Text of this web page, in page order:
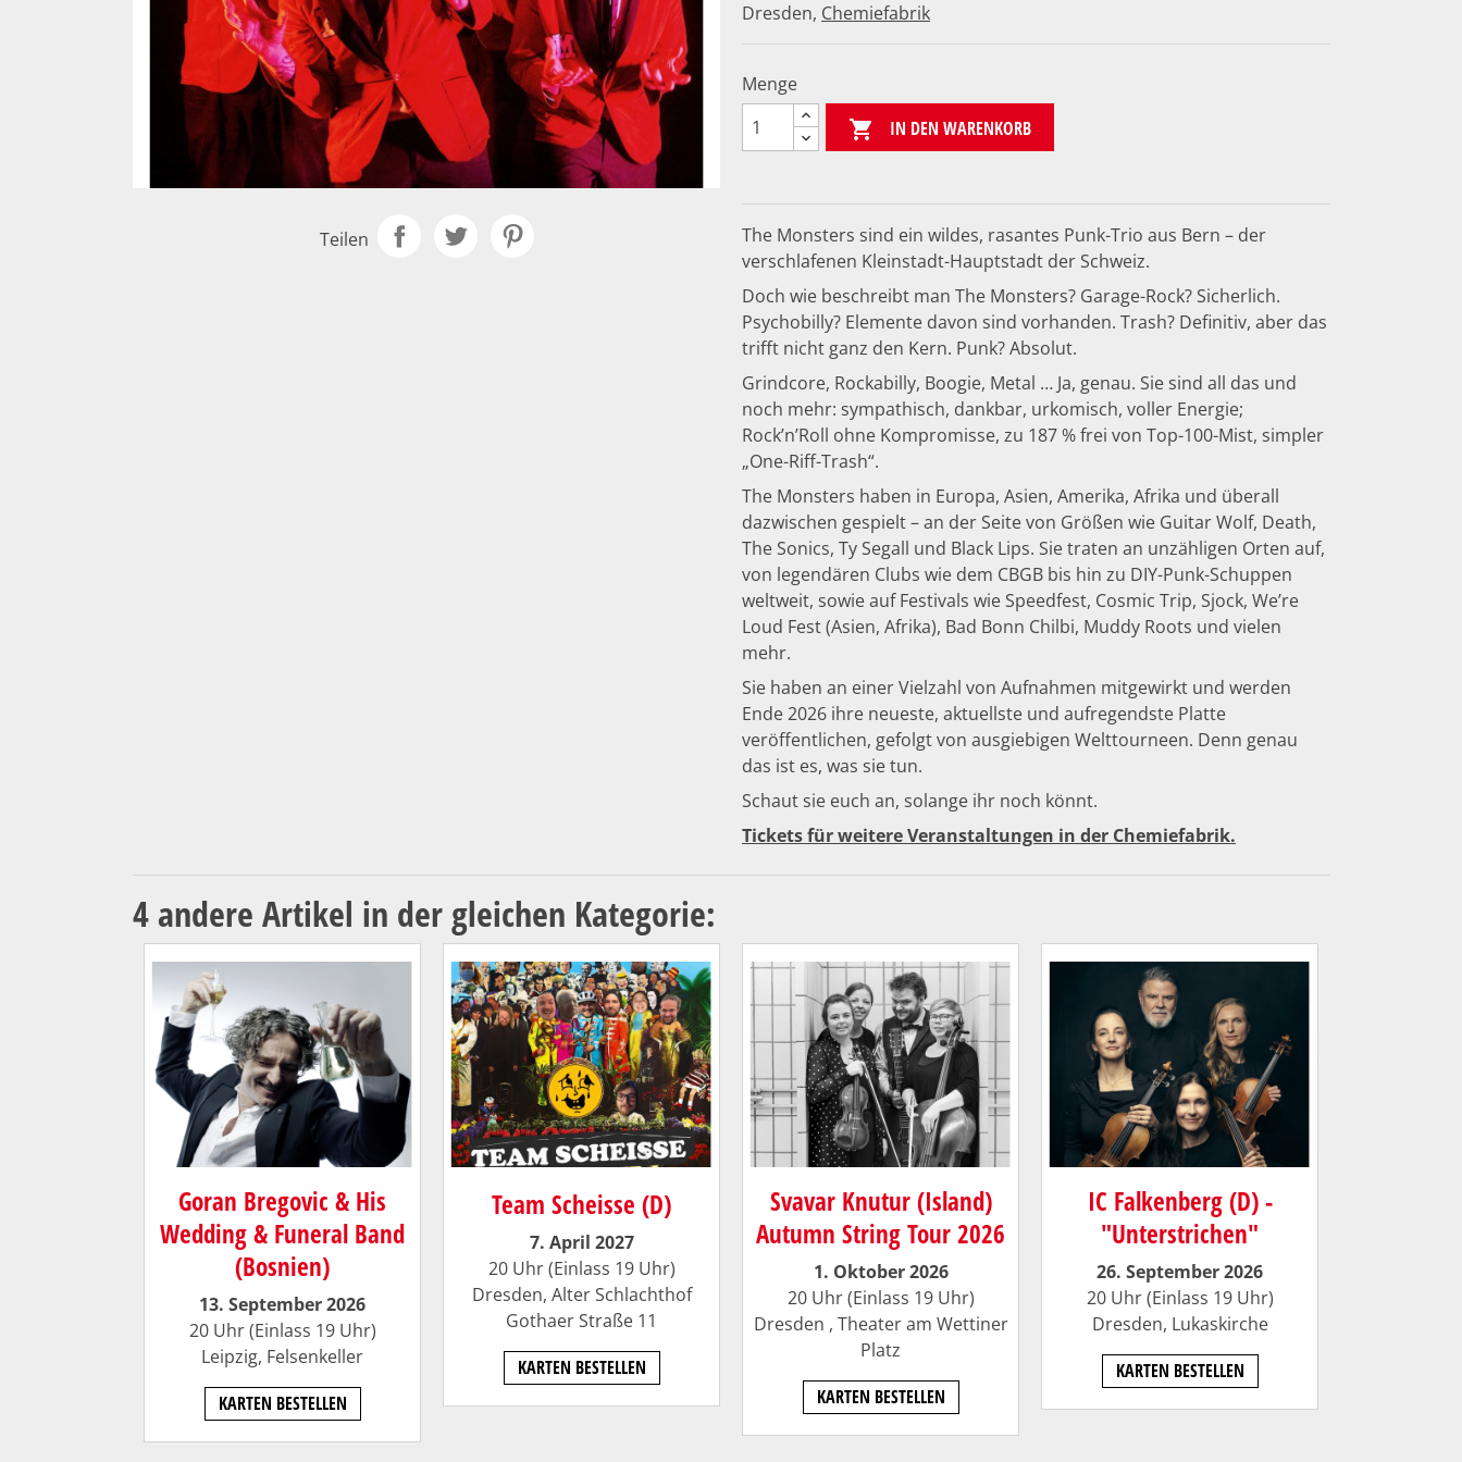
Teilen
Dresden, Chemiefabrik
Menge
 IN DEN WARENKORB
The Monsters sind ein wildes, rasantes Punk-Trio aus Bern – der
verschlafenen Kleinstadt-Hauptstadt der Schweiz.
Doch wie beschreibt man The Monsters? Garage-Rock? Sicherlich.
Psychobilly? Elemente davon sind vorhanden. Trash? Definitiv, aber das
trifft nicht ganz den Kern. Punk? Absolut.
Grindcore, Rockabilly, Boogie, Metal … Ja, genau. Sie sind all das und
noch mehr: sympathisch, dankbar, urkomisch, voller Energie;
Rock’n’Roll ohne Kompromisse, zu 187 % frei von Top-100-Mist, simpler
„One-Riff-Trash“.
The Monsters haben in Europa, Asien, Amerika, Afrika und überall
dazwischen gespielt – an der Seite von Größen wie Guitar Wolf, Death,
The Sonics, Ty Segall und Black Lips. Sie traten an unzähligen Orten auf,
von legendären Clubs wie dem CBGB bis hin zu DIY-Punk-Schuppen
weltweit, sowie auf Festivals wie Speedfest, Cosmic Trip, Sjock, We’re
Loud Fest (Asien, Afrika), Bad Bonn Chilbi, Muddy Roots und vielen
mehr.
Sie haben an einer Vielzahl von Aufnahmen mitgewirkt und werden
Ende 2026 ihre neueste, aktuellste und aufregendste Platte
veröffentlichen, gefolgt von ausgiebigen Welttourneen. Denn genau
das ist es, was sie tun.
Schaut sie euch an, solange ihr noch könnt.
Tickets für weitere Veranstaltungen in der Chemiefabrik.
4 andere Artikel in der gleichen Kategorie:
Goran Bregovic & His
Wedding & Funeral Band
(Bosnien)
13. September 2026
20 Uhr (Einlass 19 Uhr)
Leipzig, Felsenkeller
KARTEN BESTELLEN
Team Scheisse (D)
7. April 2027
20 Uhr (Einlass 19 Uhr)
Dresden, Alter Schlachthof
Gothaer Straße 11
KARTEN BESTELLEN
Svavar Knutur (Island)
Autumn String Tour 2026
1. Oktober 2026
20 Uhr (Einlass 19 Uhr)
Dresden , Theater am Wettiner
Platz
KARTEN BESTELLEN
IC Falkenberg (D) -
"Unterstrichen"
26. September 2026
20 Uhr (Einlass 19 Uhr)
Dresden, Lukaskirche
KARTEN BESTELLEN